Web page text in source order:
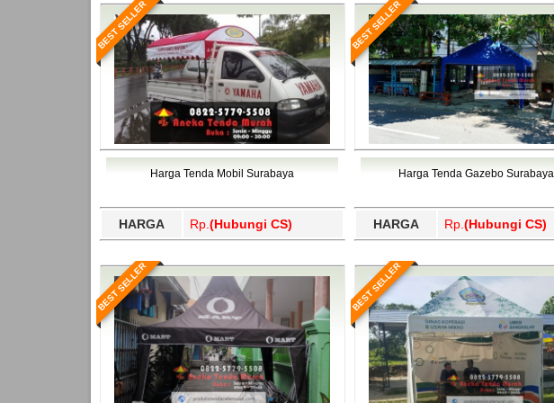
BEST SELLER
Harga Tenda Mobil Surabaya
HARGA Rp. (Hubungi CS)
BEST SELLER
Harga Tenda Gazebo Surabaya
HARGA Rp. (Hubungi CS)
BEST SELLER BEST SELLER